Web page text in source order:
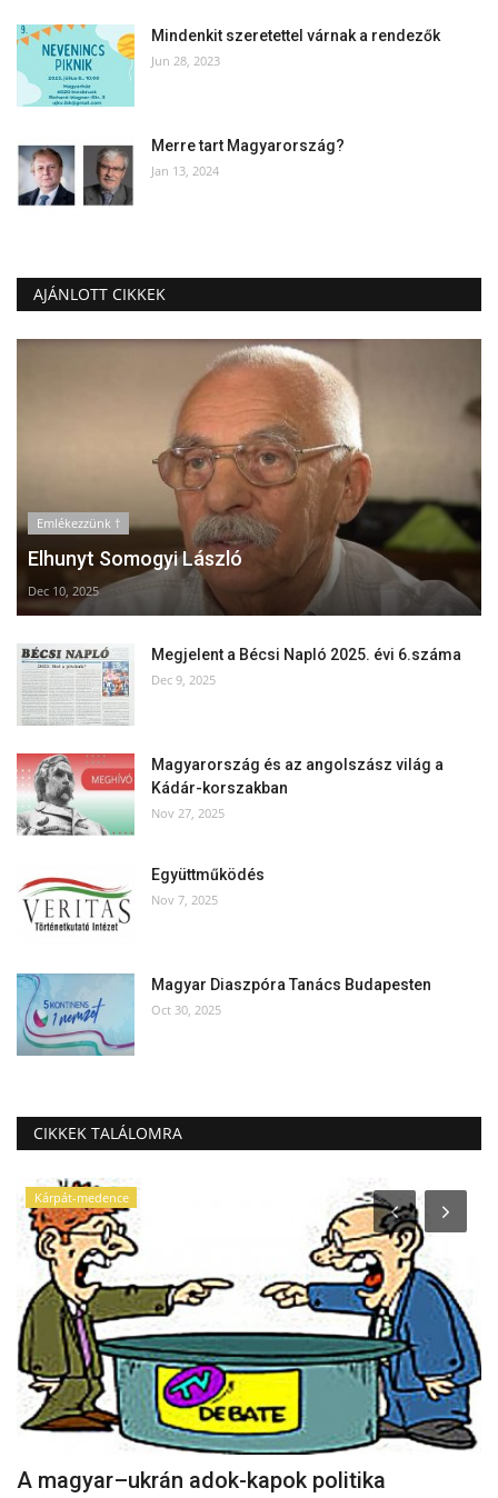
Mindenkit szeretettel várnak a rendezők
Jun 28, 2023
Merre tart Magyarország?
Jan 13, 2024
AJÁNLOTT CIKKEK
Emlékezzünk †
Elhunyt Somogyi László
Dec 10, 2025
Megjelent a Bécsi Napló 2025. évi 6.száma
Dec 9, 2025
Magyarország és az angolszász világ a
Kádár-korszakban
Nov 27, 2025
Együttműködés
Nov 7, 2025
Magyar Diaszpóra Tanács Budapesten
Oct 30, 2025
CIKKEK TALÁLOMRA
Kárpát-medence
A magyar–ukrán adok-kapok politika